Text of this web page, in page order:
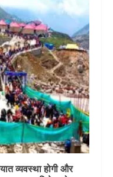
व्यवस्था होगी और